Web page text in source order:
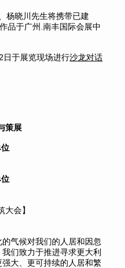
杨晓川先生将携带已建
品于广州.南丰国际会展中
日于展览现场进行沙龙对话
策展
大会】
气候对我们的人居和因忽
们致力于推进寻求更大利
大、更可持续的人居和繁